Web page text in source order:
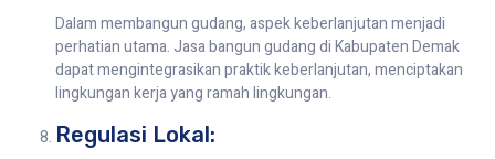
Dalam membangun gudang, aspek keberlanjutan menjadi
perhatian utama. Jasa bangun gudang di Kabupaten Demak
dapat mengintegrasikan praktik keberlanjutan, menciptakan
lingkungan kerja yang ramah lingkungan.
Regulasi Lokal: